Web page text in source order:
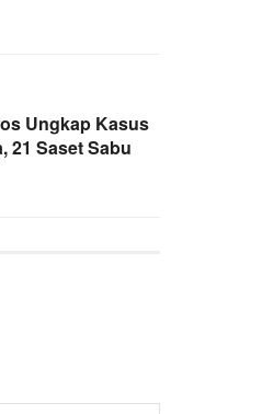
Ungkap Kasus
21 Saset Sabu